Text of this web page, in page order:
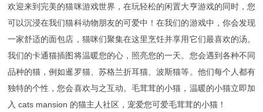
欢迎来到完美的猫咪游戏世界，在玩轻松的闲置大亨游戏的同时，您
可以沉浸在我们猫科动物朋友的可爱中！在我们的游戏中，你会发现
一家舒适的面包店，猫咪们聚集在这里烹饪并享用它们最喜欢的汤。
我们的卡通猫插图将温暖您的心，照亮您的一天。您会遇到各种不同
品种的猫，例如暹罗猫、苏格兰折耳猫、波斯猫等。他们每个人都有
独特的个性，您会喜欢与之互动。毛茸茸的小猫，温暖的小猫立即加
入 cats mansion 的猫主人社区，宠爱您可爱毛茸茸的小猫！